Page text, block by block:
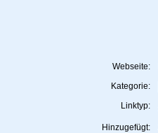
Webseite:
Kategorie:
Linktyp:
Hinzugefügt: